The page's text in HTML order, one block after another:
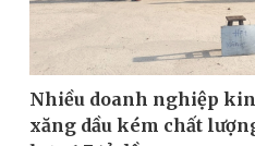
Nhiều doanh nghiệp
xăng dầu kém chất